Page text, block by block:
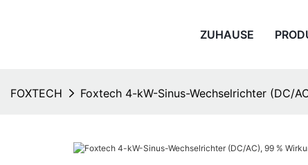
ZUHAUSE
FOXTECH Foxtech 4-kW-Sinus-Wechselrichter (DC/